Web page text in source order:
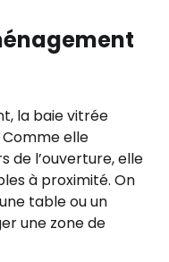
la baie vitrée
elle
de l’ouverture, elle
à proximité. On
table ou un
une zone de